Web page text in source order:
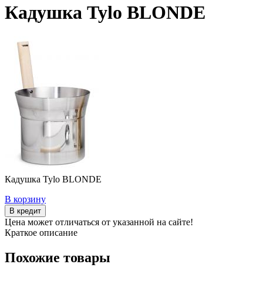
Кадушка Tylo BLONDE
Кадушка Tylo BLONDE
В корзину
В кредит
Цена может отличаться от указанной на сайте!
Краткое описание
Похожие товары